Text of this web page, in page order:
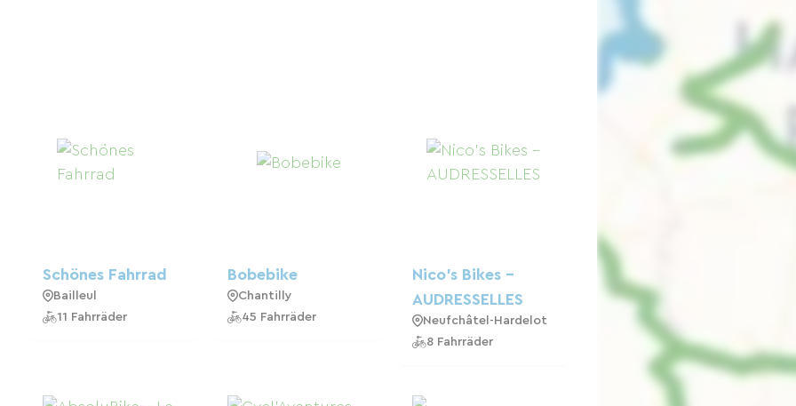
Schönes Fahrrad
Bailleul
11 Fahrräder
Bobebike
Chantilly
45 Fahrräder
Nico's Bikes -
AUDRESSELLES
Neufchâtel-Hardelot
8 Fahrräder